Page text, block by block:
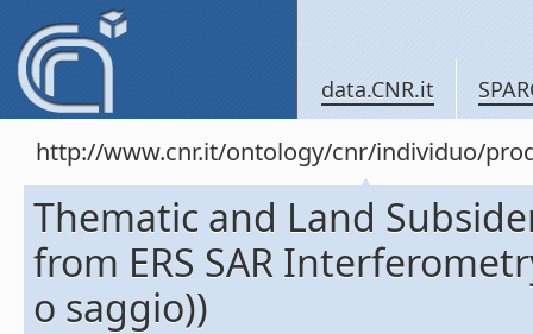
data.CNR.it
http://www.cnr.it/ontology/cnr/individuo/
Thematic and Land
from ERS SAR
o saggio))